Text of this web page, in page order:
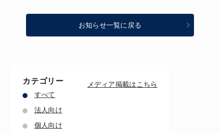
お知らせ一覧に戻る
カテゴリー
すべて
法人向け
個人向け
メディア掲載はこちら